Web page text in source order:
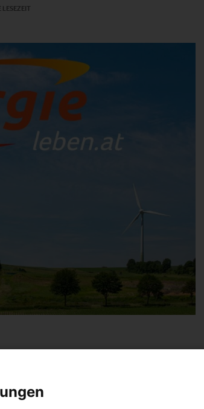
und ist möglicherweise nicht mehr
Fensterkauf zum Thema Energieeffizienz